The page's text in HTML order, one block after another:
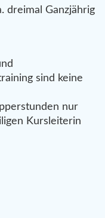
dreimal Ganzjährig
sind keine
nur
Kursleiterin